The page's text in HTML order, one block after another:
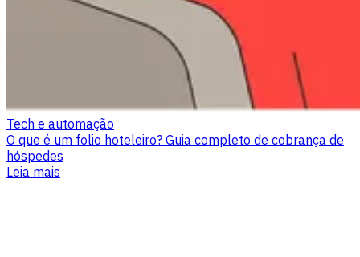
Tech e automação
O que é um folio hoteleiro? Guia completo de cobrança de
hóspedes
Leia mais